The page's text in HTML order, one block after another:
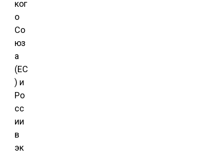
ког
о
Со
юз
а
(ЕС
) и
Ро
сс
ии
в
эк